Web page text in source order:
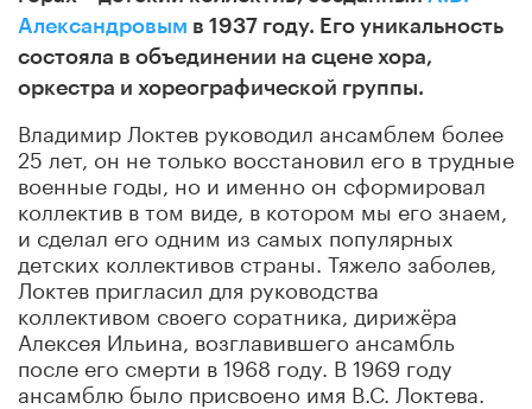
Александровым в 1937 году. Его уникальность
состояла в объединении на сцене хора,
оркестра и хореографической группы.
Владимир Локтев руководил ансамблем более
25 лет, он не только восстановил его в трудные
военные годы, но и именно он сформировал
коллектив в том виде, в котором мы его знаем,
и сделал его одним из самых популярных
детских коллективов страны. Тяжело заболев,
Локтев пригласил для руководства
коллективом своего соратника, дирижёра
Алексея Ильина, возглавившего ансамбль
после его смерти в 1968 году. В 1969 году
ансамблю было присвоено имя В.С. Локтева.